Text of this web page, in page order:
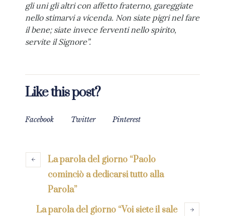
gli uni gli altri con affetto fraterno, gareggiate
nello stimarvi a vicenda. Non siate pigri nel fare
il bene; siate invece ferventi nello spirito,
servite il Signore”.
Like this post?
Facebook Twitter Pinterest
La parola del giorno “Paolo
cominciò a dedicarsi tutto alla
Parola”
La parola del giorno “Voi siete il sale